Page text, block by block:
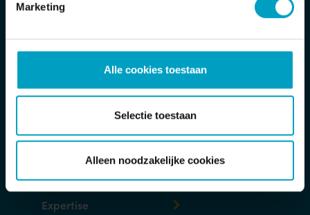
Marketing
Alle cookies toestaan
Selectie toestaan
Alleen noodzakelijke cookies
5491 DC Sint-Oedenrode
T Toon telefoonnummer
info@van-stiphout.nl
Verzoek-tot-herstelformulier
Expertise